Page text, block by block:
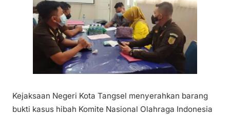
Kejaksaan Negeri Kota Tangsel menyerahkan barang
bukti kasus hibah Komite Nasional Olahraga Indonesia